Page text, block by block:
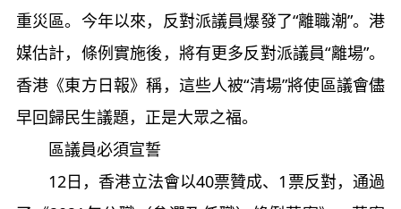
重災區。今年以來，反對派議員爆發了“離職潮”。港
媒估計，條例實施後，將有更多反對派議員“離場”。
香港《東方日報》稱，這些人被“清場”將使區議會儘
早回歸民生議題，正是大眾之福。
區議員必須宣誓
12日，香港立法會以40票贊成、1票反對，通過